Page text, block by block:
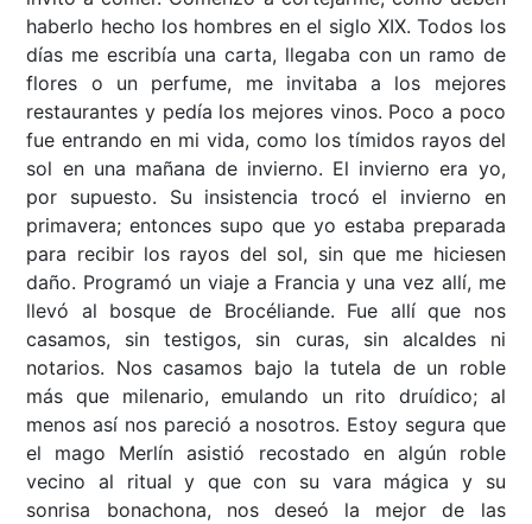
haberlo hecho los hombres en el siglo XIX. Todos los
días me escribía una carta, llegaba con un ramo de
flores o un perfume, me invitaba a los mejores
restaurantes y pedía los mejores vinos. Poco a poco
fue entrando en mi vida, como los tímidos rayos del
sol en una mañana de invierno. El invierno era yo,
por supuesto. Su insistencia trocó el invierno en
primavera; entonces supo que yo estaba preparada
para recibir los rayos del sol, sin que me hiciesen
daño. Programó un viaje a Francia y una vez allí, me
llevó al bosque de Brocéliande. Fue allí que nos
casamos, sin testigos, sin curas, sin alcaldes ni
notarios. Nos casamos bajo la tutela de un roble
más que milenario, emulando un rito druídico; al
menos así nos pareció a nosotros. Estoy segura que
el mago Merlín asistió recostado en algún roble
vecino al ritual y que con su vara mágica y su
sonrisa bonachona, nos deseó la mejor de las